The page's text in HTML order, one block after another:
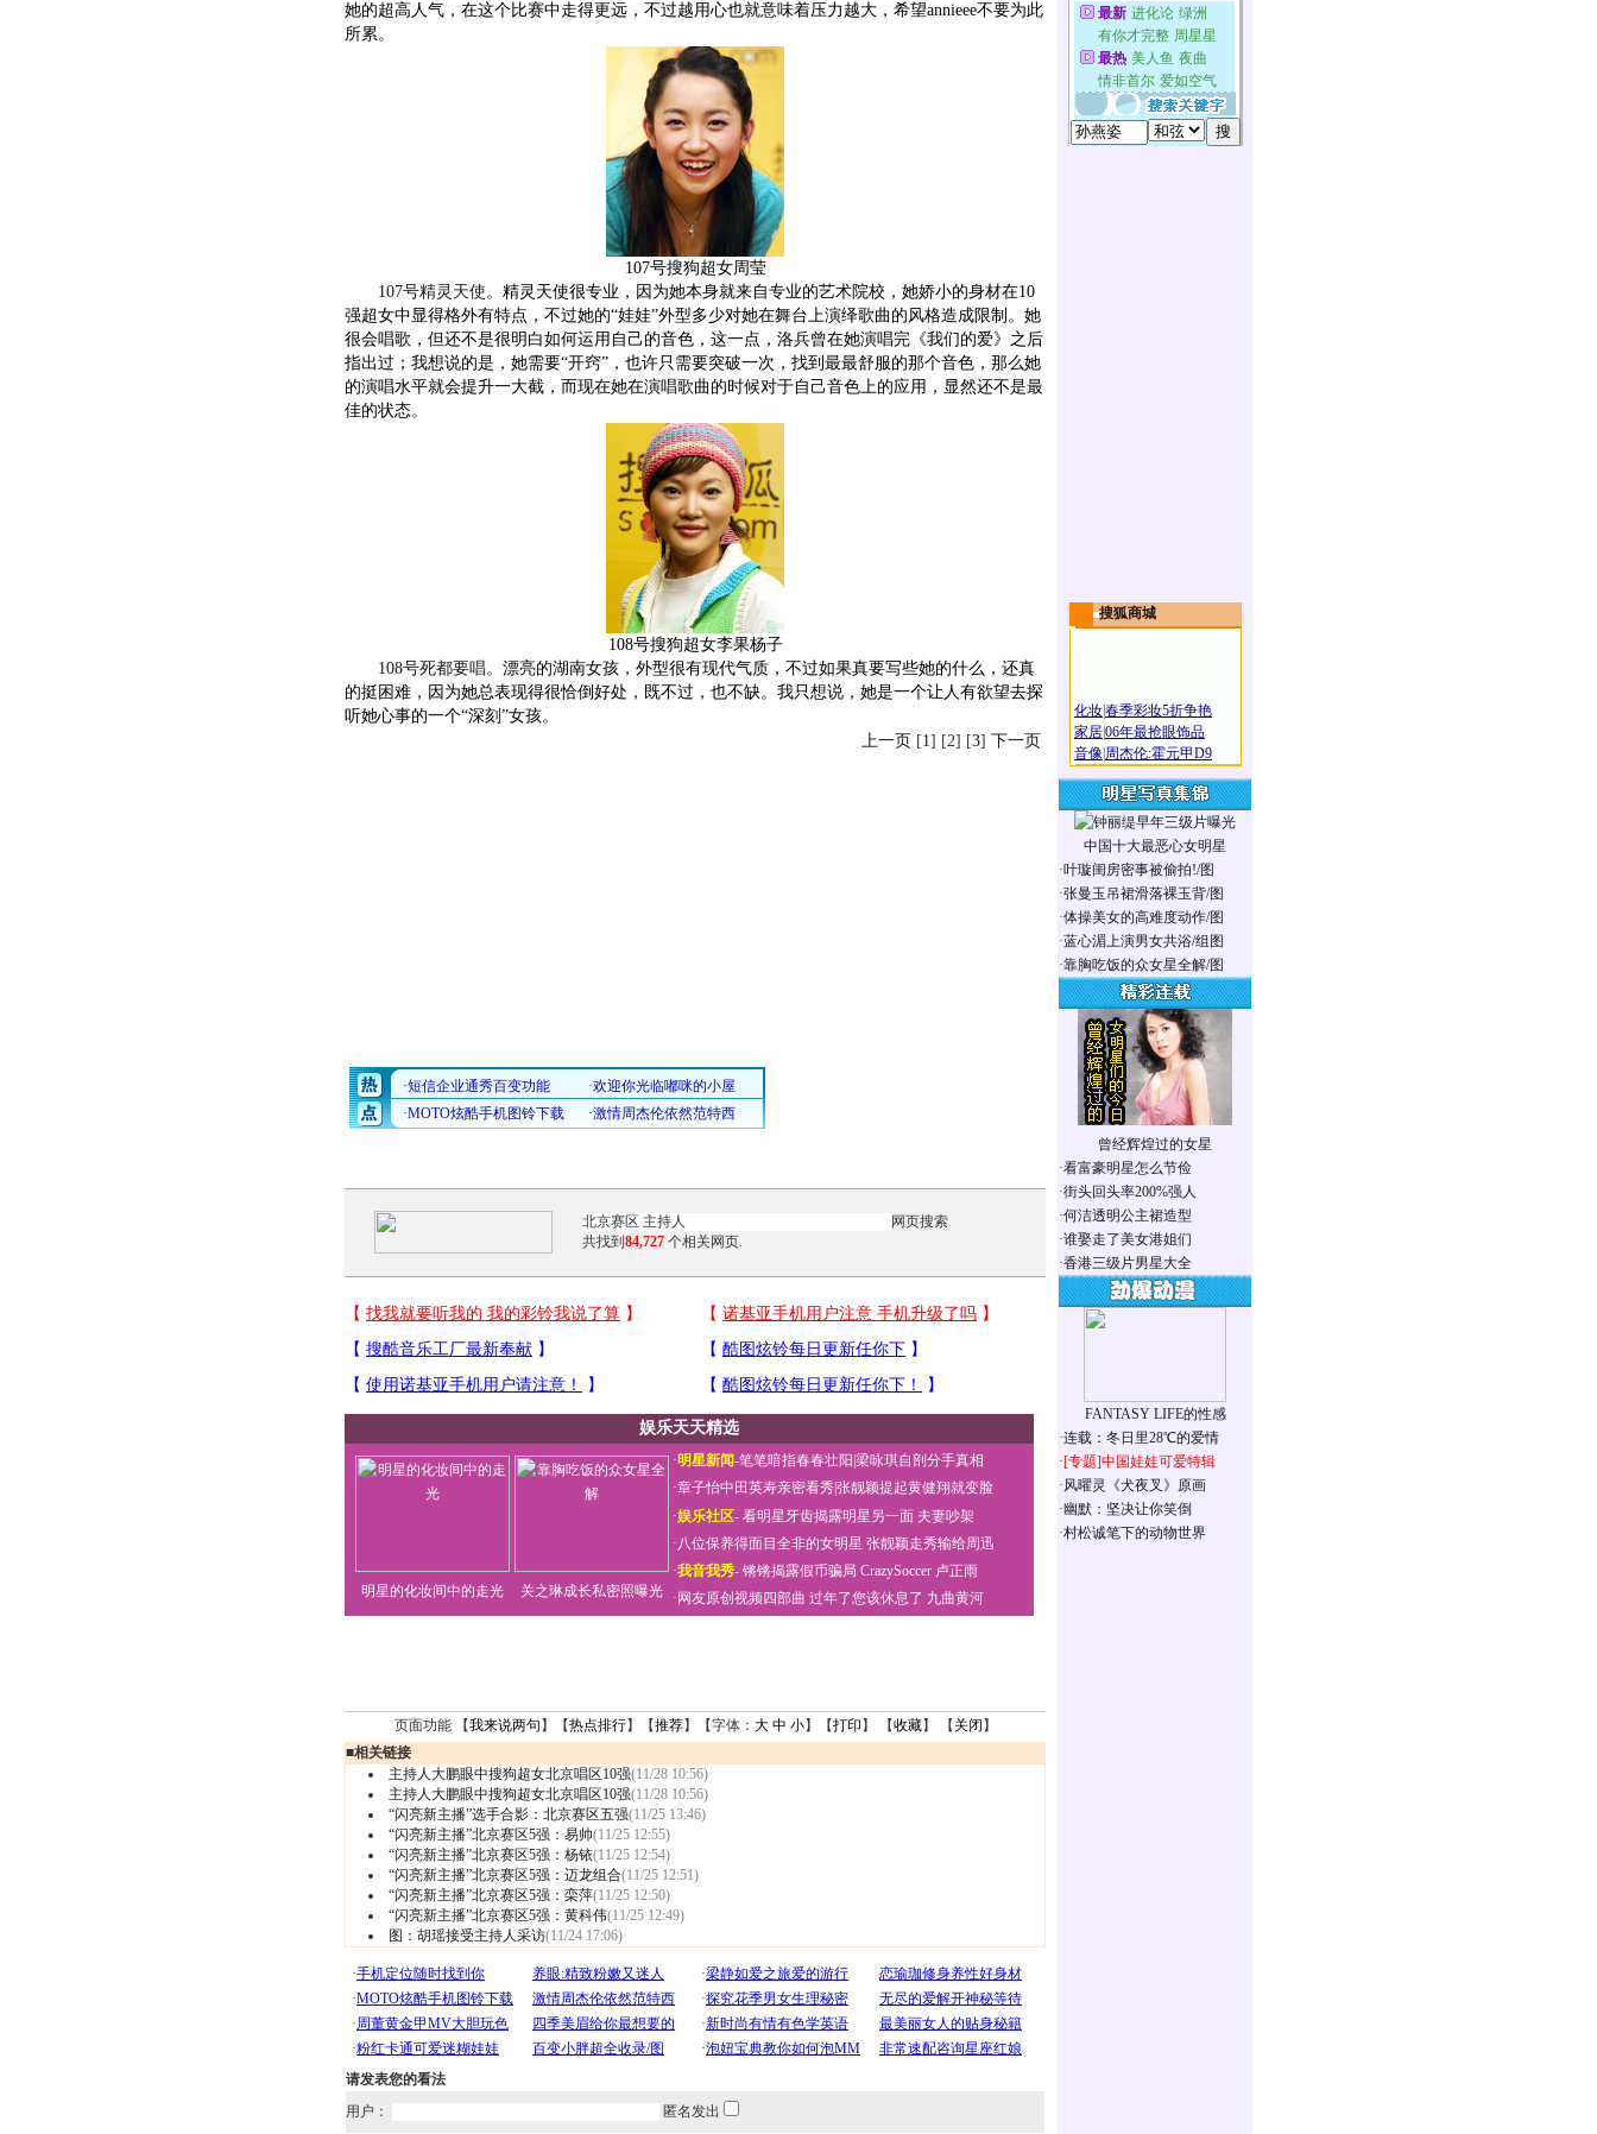
她的超高人气，在这个比赛中走得更远，不过越用心也就意味着压力越大，希望annieee不要为此
所累。
107号搜狗超女周莹
107号精灵天使。精灵天使很专业，因为她本身就来自专业的艺术院校，她娇小的身材在10
强超女中显得格外有特点，不过她的“娃娃”外型多少对她在舞台上演绎歌曲的风格造成限制。她
很会唱歌，但还不是很明白如何运用自己的音色，这一点，洛兵曾在她演唱完《我们的爱》之后
指出过；我想说的是，她需要“开窍”，也许只需要突破一次，找到最最舒服的那个音色，那么她
的演唱水平就会提升一大截，而现在她在演唱歌曲的时候对于自己音色上的应用，显然还不是最
佳的状态。
108号搜狗超女李果杨子
108号死都要唱。漂亮的湖南女孩，外型很有现代气质，不过如果真要写些她的什么，还真
的挺困难，因为她总表现得很恰倒好处，既不过，也不缺。我只想说，她是一个让人有欲望去探
听她心事的一个“深刻”女孩。
上一页 [1] [2] [3] 下一页
共找到 84,727 个相关网页.
娱乐天天精选
明星的化妆间中的走光 关之琳成长私密照曝光
·明星新闻-笔笔暗指春春壮阳 梁咏琪自剖分手真相
·章子怡中田英寿亲密看秀张靓颖提起黄健翔就变脸
·娱乐社区- 看明星牙齿揭露明星另一面 夫妻吵架
·八位保养得面目全非的女明星 张靓颖走秀输给周迅
·我音我秀- 锵锵揭露假币骗局 CrazySoccer 卢正雨
· 网友原创视频四部曲 过年了您该休息了 九曲黄河
页面功能 【我来说两句 】【热点排行】【推荐】【字体： 大 中 小】【打印 】 【收藏】 【 关闭 】
■相关链接
主持人大鹏眼中搜狗超女北京唱区10强(11/28 10:56)
主持人大鹏眼中搜狗超女北京唱区10强(11/28 10:56)
“闪亮新主播”选手合影：北京赛区五强(11/25 13:46)
“闪亮新主播”北京赛区5强：易帅(11/25 12:55)
“闪亮新主播”北京赛区5强：杨铱(11/25 12:54)
“闪亮新主播”北京赛区5强：迈龙组合(11/25 12:51)
“闪亮新主播”北京赛区5强：栾萍(11/25 12:50)
“闪亮新主播”北京赛区5强：黄科伟(11/25 12:49)
图：胡瑶接受主持人采访(11/24 17:06)
请发表您的看法
用户：
匿名发出
搜狐商城
化妆春季彩妆5折争艳
家居06年最抢眼饰品
音像 周杰伦:霍元甲D9
中国十大最恶心女明星
·叶璇闺房密事被偷拍!/图
·张曼玉吊裙滑落裸玉背/图
·体操美女的高难度动作/图
·蓝心湄上演男女共浴/组图
·靠胸吃饭的众女星全解/图
曾经辉煌过的女星
·看富豪明星怎么节俭
·街头回头率200%强人
·何洁透明公主裙造型
·谁娶走了美女港姐们
·香港三级片男星大全
FANTASY LIFE的性感
·连载：冬日里28℃的爱情
·[专题]中国娃娃可爱特辑
·风曜灵《犬夜叉》原画
·幽默：坚决让你笑倒
·村松诚笔下的动物世界